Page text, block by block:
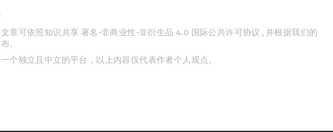
章可依照知识共享 署名-非商业性-非衍生品 4.0 国际公共许可协议 , 并根据我们的
。
个独立且中立的平台，以上内容仅代表作者个人观点。